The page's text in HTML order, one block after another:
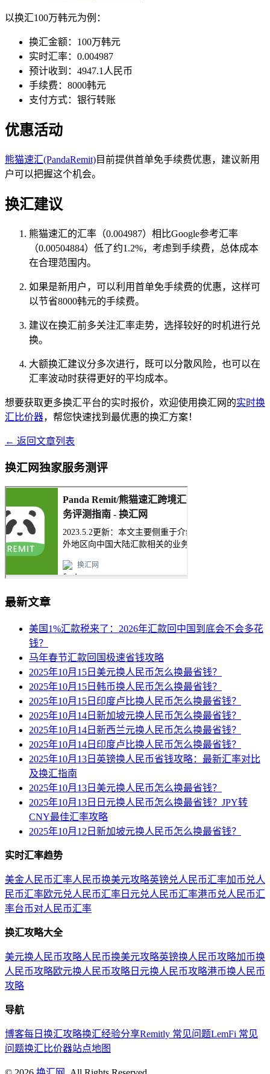
以换汇100万韩元为例：
换汇金额：100万韩元
实时汇率：0.004987
预计收到：4947.1人民币
手续费：8000韩元
支付方式：银行转账
优惠活动
熊猫速汇(PandaRemit)目前提供首单免手续费优惠，建议新用
户可以把握这个机会。
换汇建议
熊猫速汇的汇率（0.004987）相比Google参考汇率
（0.00504884）低了约1.2%，考虑到手续费，总体成本
在合理范围内。
如果是新用户，可以利用首单免手续费的优惠，这样可
以节省8000韩元的手续费。
建议在换汇前多关注汇率走势，选择较好的时机进行兑
换。
大额换汇建议分多次进行，既可以分散风险，也可以在
汇率波动时获得更好的平均成本。
想要获取更多换汇平台的实时报价，欢迎使用换汇网的实时换
汇比价器，帮您快速找到最优惠的换汇方案！
← 返回文章列表
换汇网独家服务测评
最新文章
美国1%汇款税来了：2026年汇款回中国到底会不会多花
钱？
马年春节汇款回国极速省钱攻略
2025年10月15日美元换人民币怎么换最省钱？
2025年10月15日韩币换人民币怎么换最省钱？
2025年10月15日印度卢比换人民币怎么换最省钱？
2025年10月14日新加坡元换人民币怎么换最省钱？
2025年10月14日新西兰元换人民币怎么换最省钱？
2025年10月14日印度卢比换人民币怎么换最省钱？
2025年10月13日英镑换人民币省钱攻略：最新汇率对比
及换汇指南
2025年10月13日美元换人民币怎么换最省钱？
2025年10月13日日元换人民币怎么换最省钱？JPY转
CNY最佳汇率攻略
2025年10月12日新加坡元换人民币怎么换最省钱？
实时汇率趋势
美金人民币汇率人民币换美元攻略英镑兑人民币汇率加币兑人
民币汇率欧元兑人民币汇率 日元兑人民币汇率港币兑人民币汇
率台币对人民币汇率
换汇攻略大全
美元换人民币攻略人民币换美元攻略英镑换人民币攻略加币换
人民币攻略欧元换人民币攻略 日元换人民币攻略港币换人民币
攻略
导航
博客每日换汇攻略换汇经验分享Remitly 常见问题LemFi 常见
问题换汇比价器站点地图